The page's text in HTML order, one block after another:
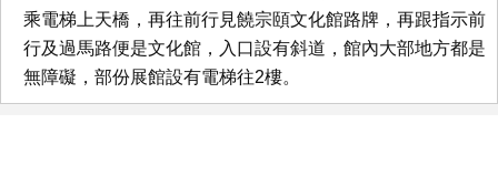
乘電梯上天橋，再往前行見饒宗頤文化館路牌，再跟指示前
行及過馬路便是文化館，入口設有斜道，館內大部地方都是
無障礙，部份展館設有電梯往2樓。